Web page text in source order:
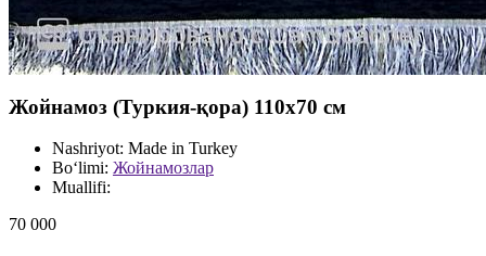
Жойнамоз (Туркия-қора) 110x70 см
Nashriyot: Made in Turkey
Bo‘limi: Жойнамозлар
Muallifi:
70 000